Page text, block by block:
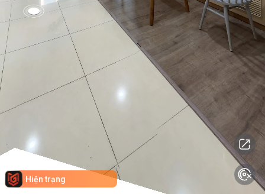
Hiện trạng